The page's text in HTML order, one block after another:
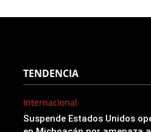
TENDENCIA
Internacional
Suspende Estados Unidos